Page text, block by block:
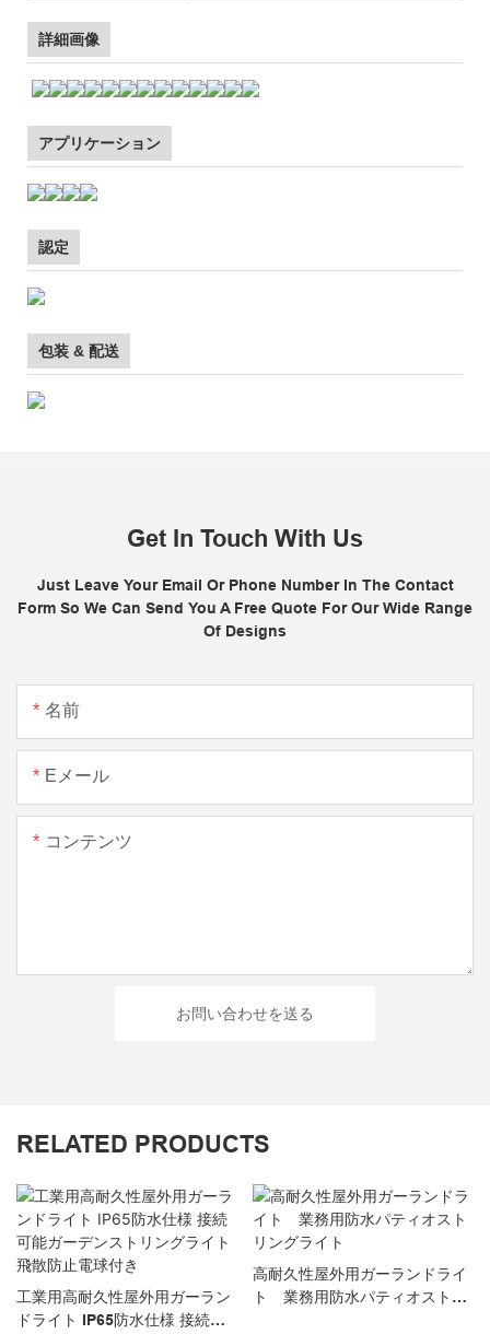
詳細画像
アプリケーション
認定
包装 & 配送
Get In Touch With Us
Just Leave Your Email Or Phone Number In The Contact
Form So We Can Send You A Free Quote For Our Wide Range
Of Designs
名前
Eメール
コンテンツ
お問い合わせを送る
RELATED PRODUCTS
工業用高耐久性屋外用ガーラン
ドライト IP65防水仕様 接続可
高耐久性屋外用ガーランドライ
ト 業務用防水パティオストリ